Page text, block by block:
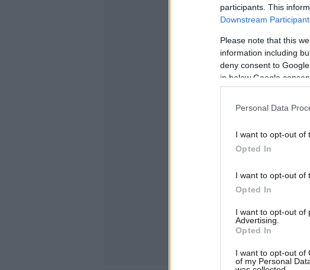
participants. This
Downstream
Please note that this
information including
deny consent to
in below Google
Personal Data
I want to opt-out of
Opted In
I want to opt-out of
Opted In
I want to opt-out of
Advertising.
Opted In
I want to opt-out of
of my Personal